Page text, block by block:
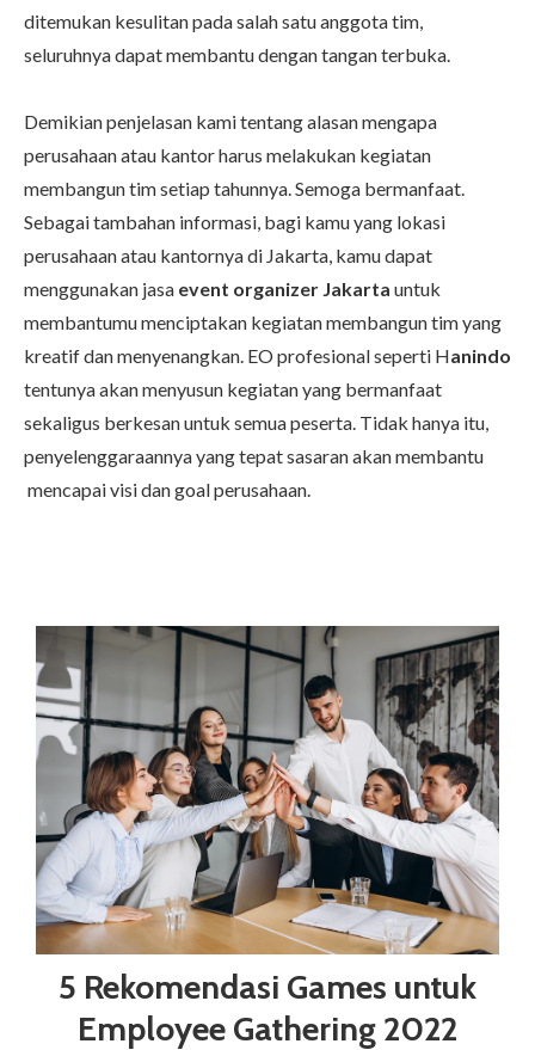
ditemukan kesulitan pada salah satu anggota tim,
seluruhnya dapat membantu dengan tangan terbuka.
Demikian penjelasan kami tentang alasan mengapa
perusahaan atau kantor harus melakukan kegiatan
membangun tim setiap tahunnya. Semoga bermanfaat.
Sebagai tambahan informasi, bagi kamu yang lokasi
perusahaan atau kantornya di Jakarta, kamu dapat
menggunakan jasa event organizer Jakarta untuk
membantumu menciptakan kegiatan membangun tim yang
kreatif dan menyenangkan. EO profesional seperti Hanindo
tentunya akan menyusun kegiatan yang bermanfaat
sekaligus berkesan untuk semua peserta. Tidak hanya itu,
penyelenggaraannya yang tepat sasaran akan membantu
mencapai visi dan goal perusahaan.
5 Rekomendasi Games untuk
Employee Gathering 2022